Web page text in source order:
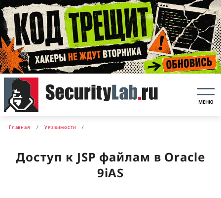
МЕНЮ
Главная Уязвимости
Доступ к JSP файлам в Oracle
9iAS